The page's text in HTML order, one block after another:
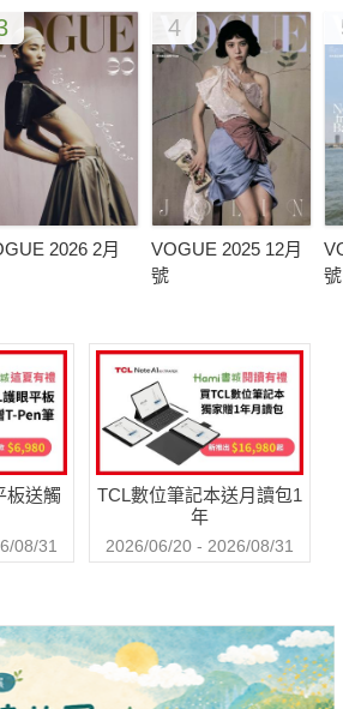
2026 2月
4
VOGUE 2025 12月
號
號
板送觸
08/31
TCL數位筆記本送月讀包1
年
2026/06/20 - 2026/08/31